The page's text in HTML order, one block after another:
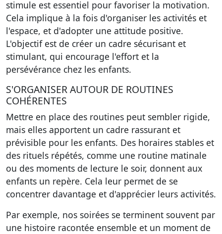
stimule est essentiel pour favoriser la motivation.
Cela implique à la fois d'organiser les activités et
l'espace, et d'adopter une attitude positive.
L'objectif est de créer un cadre sécurisant et
stimulant, qui encourage l'effort et la
persévérance chez les enfants.
S'ORGANISER AUTOUR DE ROUTINES
COHÉRENTES
Mettre en place des routines peut sembler rigide,
mais elles apportent un cadre rassurant et
prévisible pour les enfants. Des horaires stables et
des rituels répétés, comme une routine matinale
ou des moments de lecture le soir, donnent aux
enfants un repère. Cela leur permet de se
concentrer davantage et d'apprécier leurs activités.
Par exemple, nos soirées se terminent souvent par
une histoire racontée ensemble et un moment de